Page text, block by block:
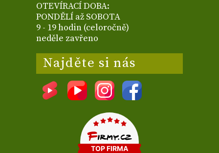
OTEVÍRACÍ DOBA:
PONDĚLÍ až SOBOTA
9 - 19 hodin (celoročně)
neděle zavřeno
Najděte si nás